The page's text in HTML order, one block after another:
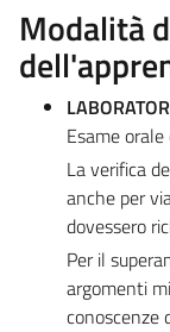
Modalità
Esame
La verifica
anche per
dovessero
Per il
argomenti
conoscenze